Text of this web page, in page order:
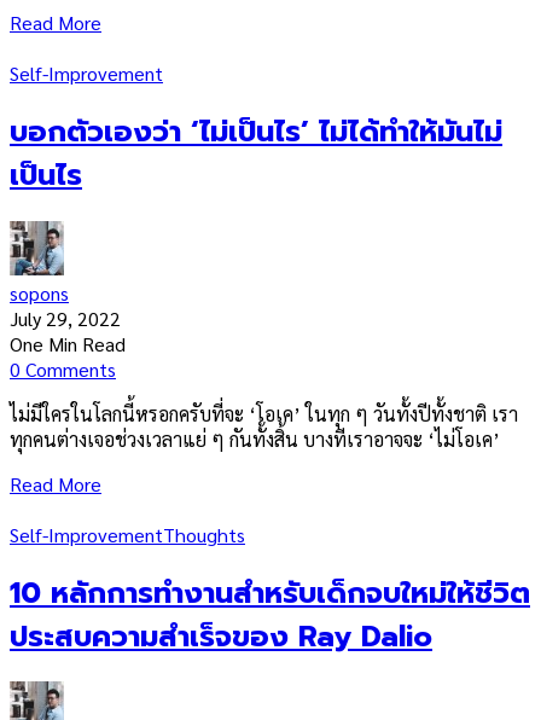
Read More
Self-Improvement
บอกตัวเองว่า ‘ไม่เป็นไร’ ไม่ได้ทำให้มันไม่
เป็นไร
sopons
July 29, 2022
One Min Read
0 Comments
ไม่มีใครในโลกนี้หรอกครับที่จะ ‘โอเค’ ในทุก ๆ วันทั้งปีทั้งชาติ เรา
ทุกคนต่างเจอช่วงเวลาแย่ ๆ กันทั้งสิ้น บางทีเราอาจจะ ‘ไม่โอเค’
Read More
Self-ImprovementThoughts
10 หลักการทำงานสำหรับเด็กจบใหม่ให้ชีวิต
ประสบความสำเร็จของ Ray Dalio